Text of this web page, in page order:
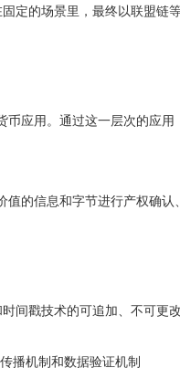
定的场景里，最终以联盟链
应用。通过这一层次的应用
的信息和字节进行产权确认
间戳技术的可追加、不可更
播机制和数据验证机制